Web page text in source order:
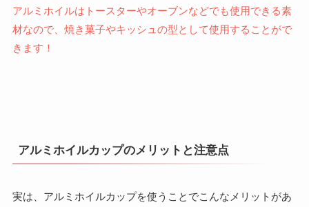
アルミホイルはトースターやオーブンなどでも使用できる素
材なので、焼き菓子やキッシュの型として使用することがで
きます！
アルミホイルカップのメリットと注意点
実は、アルミホイルカップを使うことでこんなメリットがあ